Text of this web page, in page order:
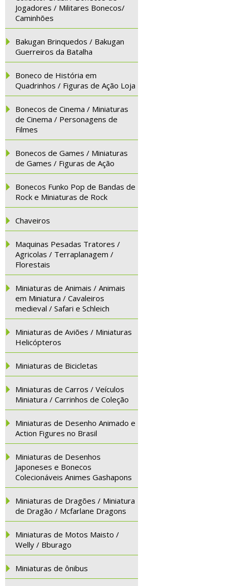
Jogadores / Militares Bonecos/
Caminhões
Bakugan Brinquedos / Bakugan
Guerreiros da Batalha
Boneco de História em
Quadrinhos / Figuras de Ação Loja
Bonecos de Cinema / Miniaturas
de Cinema / Personagens de
Filmes
Bonecos de Games / Miniaturas
de Games / Figuras de Ação
Bonecos Funko Pop de Bandas de
Rock e Miniaturas de Rock
Chaveiros
Maquinas Pesadas Tratores /
Agricolas / Terraplanagem /
Florestais
Miniaturas de Animais / Animais
em Miniatura / Cavaleiros
medieval / Safari e Schleich
Miniaturas de Aviões / Miniaturas
Helicópteros
Miniaturas de Bicicletas
Miniaturas de Carros / Veículos
Miniatura / Carrinhos de Coleção
Miniaturas de Desenho Animado e
Action Figures no Brasil
Miniaturas de Desenhos
Japoneses e Bonecos
Colecionáveis Animes Gashapons
Miniaturas de Dragões / Miniatura
de Dragão / Mcfarlane Dragons
Miniaturas de Motos Maisto /
Welly / Bburago
Miniaturas de ônibus